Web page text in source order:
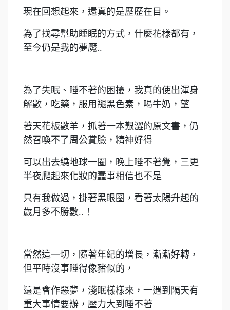
現在回想起來，還真的是歷歷在目。
為了找尋幫助睡眠的方式，什麼花樣都有，
至今仍是我的夢魘..
為了失眠、睡不著的困擾，我真的使出渾身
解數，吃藥，服用褪黑色素，喝牛奶，望
著天花板數羊，抓著一本艱澀的原文書，仍
然召喚不了周公賞臉，精神好得
可以出去繞地球一圈，晚上睡不著覺，三更
半夜爬起來化妝的蠢事相信也不是
只有我做過，掛著黑眼圈，看著太陽升起的
歲月多不勝數..！
當然這一切，隨著年紀的增長，漸漸好轉，
但平時沒事睡得像豬似的，
還是會作惡夢，淺眠樣樣來，一遇到隔天有
重大事情要辦，壓力大到睡不著